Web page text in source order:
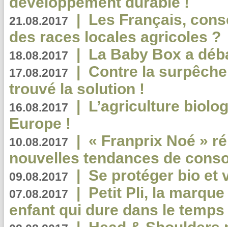
21.08.2017 | Les Français,
des races locales agricoles ?
18.08.2017 | La Baby Box a
17.08.2017 | Contre la
trouvé la solution !
16.08.2017 | L’agriculture
Europe !
10.08.2017 | « Franprix Noé »
nouvelles tendances de
09.08.2017 | Se protéger bio et
07.08.2017 | Petit Pli, la
enfant qui dure dans le temps